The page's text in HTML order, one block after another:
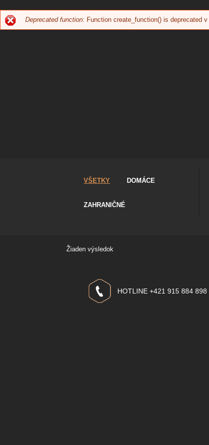
CHYBOVÁ
Deprecated function: Function create_function() is deprecated v
VŠETKY DOMÁCE
ZAHRANIČNÉ
Žiaden výsledok
HOTLINE +421 915 884 898